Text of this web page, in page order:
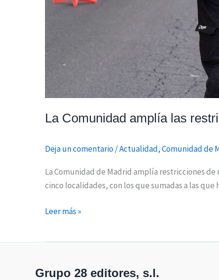
La Comunidad amplía las
Deja un comentario/Actualidad,Comunidad de
La Comunidad de Madrid amplía restricciones de
cinco localidades, con los que sumadas a las
Leer más »
Grupo 28 editores, s.l.